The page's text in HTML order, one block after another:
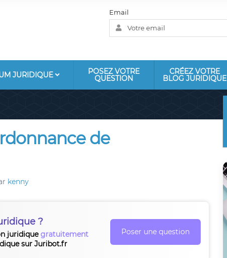
Email
JURIDIQUE POSEZ VOTRE
QUESTION
CRÉEZ VOTRE
BLOG JURIDIQUE
de
kenny
?
juridiquegratuitement
sur Juribot.fr
Poser une question